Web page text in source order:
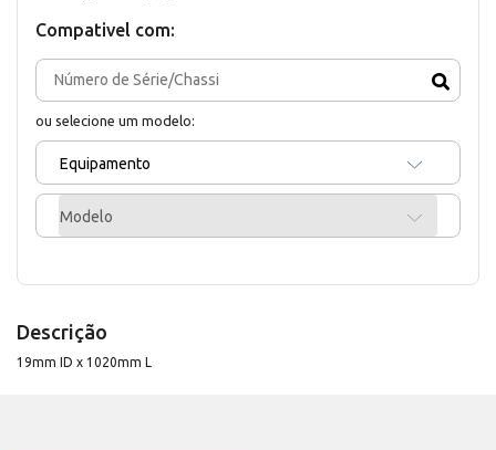
Compativel com:
ou selecione um modelo:
Equipamento
Modelo
Descrição
19mm ID x 1020mm L